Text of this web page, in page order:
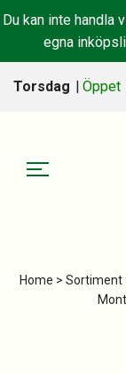
Du kan inte handla
egna
Torsdag | Öppet
Home > Sortiment